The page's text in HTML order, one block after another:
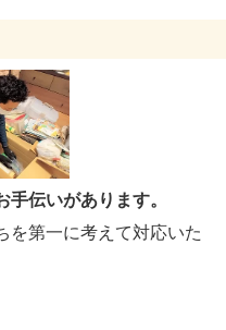
伝いがあります。
を第一に考えて対応いた